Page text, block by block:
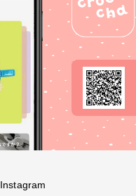
Instagram